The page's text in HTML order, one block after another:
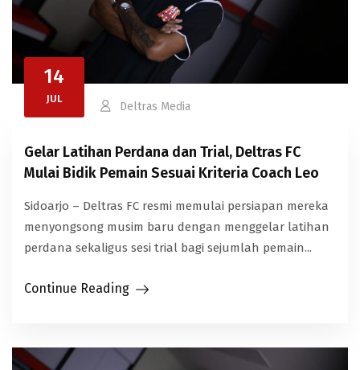
14
JUL
Deltras Media
Gelar Latihan Perdana dan Trial, Deltras FC
Mulai Bidik Pemain Sesuai Kriteria Coach Leo
Sidoarjo – Deltras FC resmi memulai persiapan mereka
menyongsong musim baru dengan menggelar latihan
perdana sekaligus sesi trial bagi sejumlah pemain...
Continue Reading